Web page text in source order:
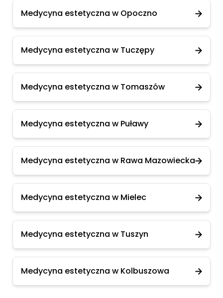
Medycyna estetyczna w Opoczno
Medycyna estetyczna w Tuczępy
Medycyna estetyczna w Tomaszów
Medycyna estetyczna w Puławy
Medycyna estetyczna w Rawa Mazowiecka
Medycyna estetyczna w Mielec
Medycyna estetyczna w Tuszyn
Medycyna estetyczna w Kolbuszowa